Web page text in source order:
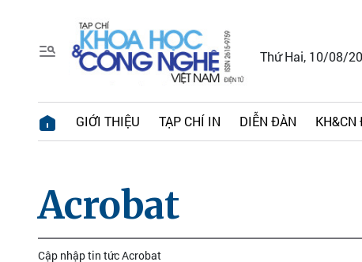
Thứ Hai, 10/08/
GIỚI THIỆU TẠP CHÍ IN DIỄN ĐÀN KH&CN
Acrobat
Cập nhập tin tức Acrobat